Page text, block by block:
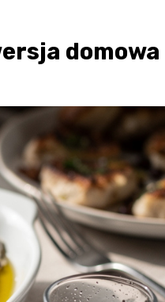
domowa